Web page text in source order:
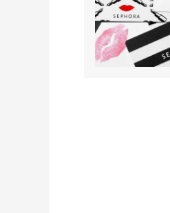
Bobbi Brown
Diesel
袋、服饰、鞋
低至5折